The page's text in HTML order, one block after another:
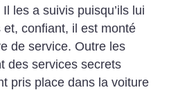
les a suivis puisqu’ils lui
et, confiant, il est monté
de service. Outre les
des services secrets
pris place dans la voiture